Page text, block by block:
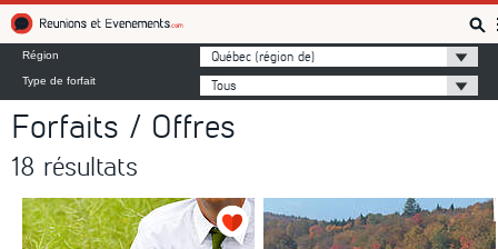
Région Québec (région de)
Type de forfait Tous
Forfaits / Offres
18 résultats